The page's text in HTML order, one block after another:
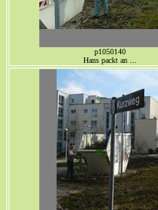
p1050140
Hans packt an ...